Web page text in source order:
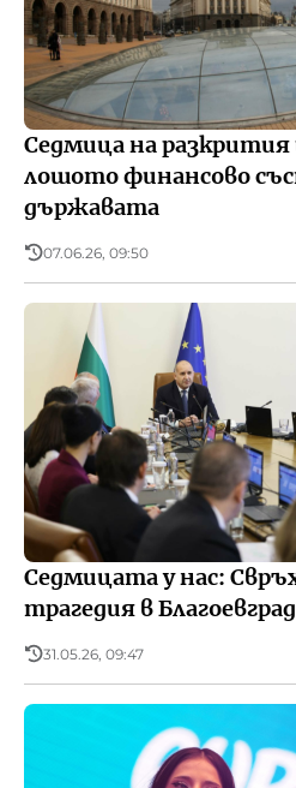
Седмица на разкрития
лошото финансово
държавата
07.06.26, 09:50
Седмицата у нас:
трагедия в
31.05.26, 09:47